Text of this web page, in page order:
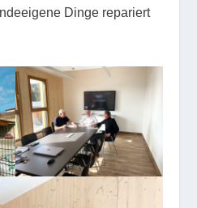
Dinge repariert